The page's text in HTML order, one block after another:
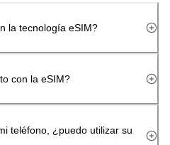
la tecnología eSIM?
con la eSIM?
teléfono, ¿puedo utilizar su